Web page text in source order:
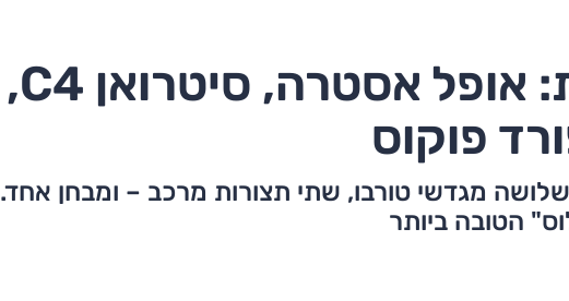
משפחתיות חזקות: אופל אסטרה, סיטרואן C4,
פוקוס
מגדשי טורבו, שתי תצורות מרכב – ומבחן אחד.
הטובה ביותר